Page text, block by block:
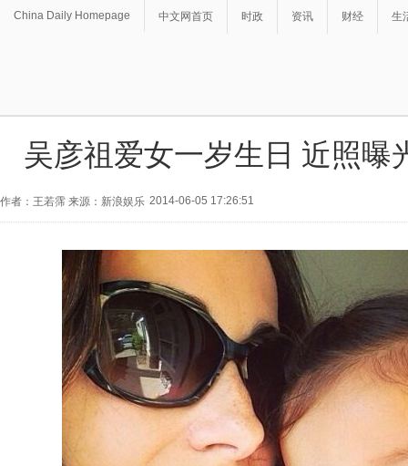
China Daily Homepage 中文网首页 时政 资讯 财经 生
吴彦祖爱女一岁生日 近照曝
作者：王若霈 来源：新浪娱乐 2014-06-05 17:26:51